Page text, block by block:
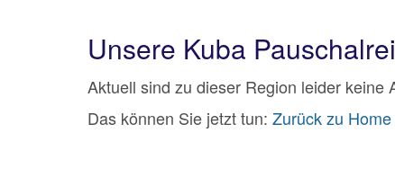
Unsere Kuba
Aktuell sind zu dieser Region leider keine
Das können Sie jetzt tun: Zurück zu Home